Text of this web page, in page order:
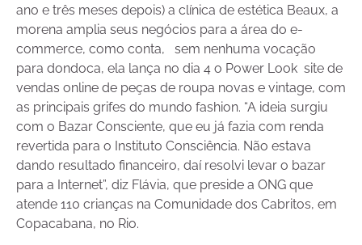
ano e três meses depois) a clínica de estética Beaux, a
morena amplia seus negócios para a área do e-
commerce, como conta, sem nenhuma vocação
para dondoca, ela lança no dia 4 o Power Look site de
vendas online de peças de roupa novas e vintage, com
as principais grifes do mundo fashion. “A ideia surgiu
com o Bazar Consciente, que eu já fazia com renda
revertida para o Instituto Consciência. Não estava
dando resultado financeiro, daí resolvi levar o bazar
para a Internet”, diz Flávia, que preside a ONG que
atende 110 crianças na Comunidade dos Cabritos, em
Copacabana, no Rio.